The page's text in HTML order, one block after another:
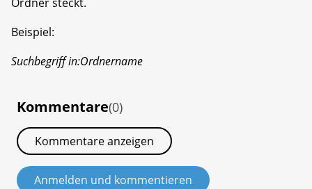
Ordner steckt.
Beispiel:
Suchbegriff in:Ordnername
Kommentare(0)
Kommentare anzeigen
Anmelden und kommentieren